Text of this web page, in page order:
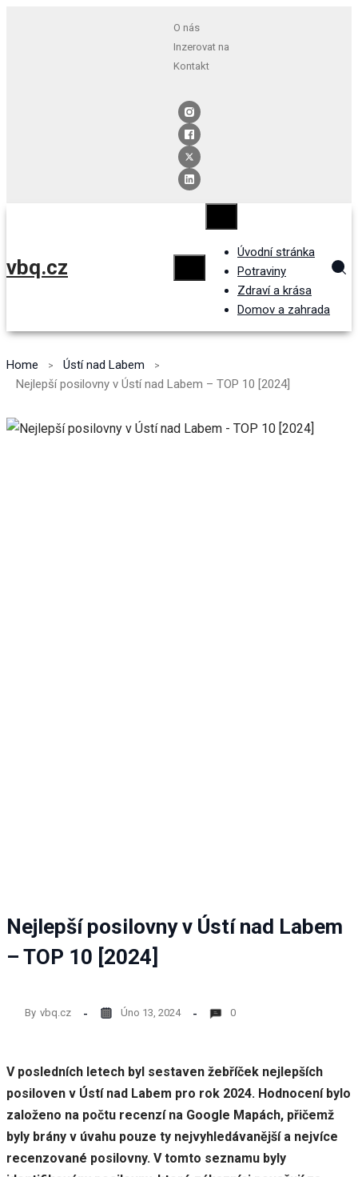
O nás
Inzerovat na
Kontakt
vbq.cz
Úvodní stránka
Potraviny
Zdraví a krása
Domov a zahrada
Home
Ústí nad Labem
Nejlepší posilovny v Ústí nad Labem – TOP 10 [2024]
Nejlepší posilovny v Ústí nad Labem
– TOP 10 [2024]
By vbq.cz Úno 13, 2024 0
V posledních letech byl sestaven žebříček nejlepších
posiloven v Ústí nad Labem pro rok 2024. Hodnocení bylo
založeno na počtu recenzí na Google Mapách, přičemž
byly brány v úvahu pouze ty nejvyhledávanější a nejvíce
recenzované posilovny. V tomto seznamu byly
a
strukturu
webových
stránek
toho, jak
používají.
Uživatelská
zkušenost
Aby naše